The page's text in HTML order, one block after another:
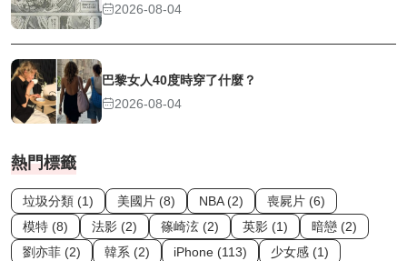
2026-08-04
巴黎女人40度時穿了什麼？
2026-08-04
熱門標籤
垃圾分類 (1) 美國片 (8) NBA (2)
喪屍片 (6)
模特 (8)
法影 (2) 篠崎泫 (2) 英影 (1)
暗戀 (2)
劉亦菲 (2)
韓系 (2) iPhone (113)
少女感 (1)